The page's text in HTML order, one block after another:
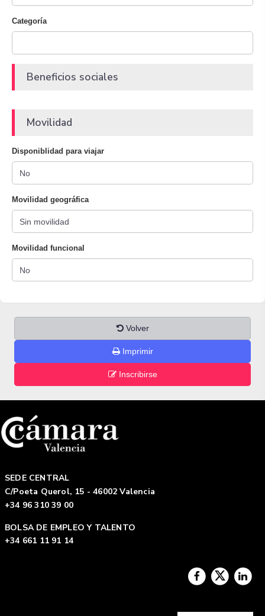
Categoría
Beneficios sociales
Movilidad
Disponiblidad para viajar
Movilidad geográfica
Movilidad funcional
Volver
Imprimir
Inscribirse
SEDE CENTRAL
C/Poeta Querol, 15 - 46002 Valencia
+34 96 310 39 00
BOLSA DE EMPLEO Y TALENTO
+34 661 11 91 14